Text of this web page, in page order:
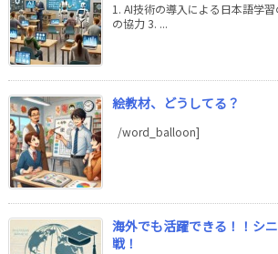
1. AI技術の導入による日本語学
の協力 3. ...
絵教材、どうしてる？
/word_balloon]
海外でも活躍できる！！シ
戦！